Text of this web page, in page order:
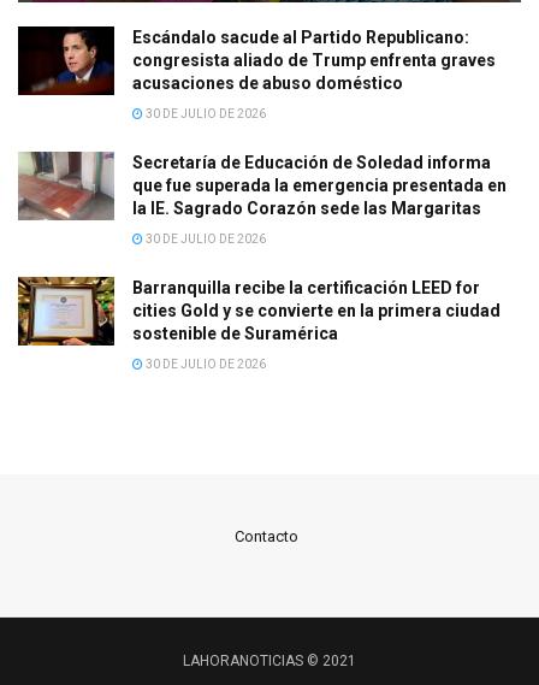
Escándalo sacude al Partido Republicano:
congresista aliado de Trump enfrenta graves
acusaciones de abuso doméstico
30 DE JULIO DE 2026
Secretaría de Educación de Soledad informa
que fue superada la emergencia presentada en
la IE. Sagrado Corazón sede las Margaritas
30 DE JULIO DE 2026
Barranquilla recibe la certificación LEED for
cities Gold y se convierte en la primera ciudad
sostenible de Suramérica
30 DE JULIO DE 2026
Contacto
LAHORANOTICIAS © 2021